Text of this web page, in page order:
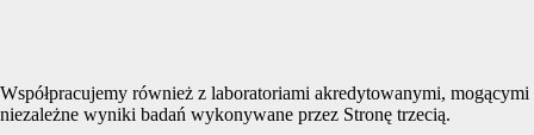
Współpracujemy również z laboratoriami akredytowanymi,
niezależne wyniki badań wykonywane przez Stronę trzecią.